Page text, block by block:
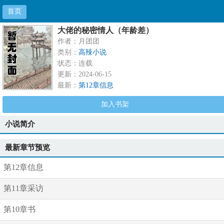
首页
大佬的秘密情人（年龄差）
作者：月团团
类别： 高辣小说
状态：连载
更新：2024-06-15
最新： 第12章信息
加入书架
小说简介
最新章节预览
第12章信息
第11章采访
第10章书